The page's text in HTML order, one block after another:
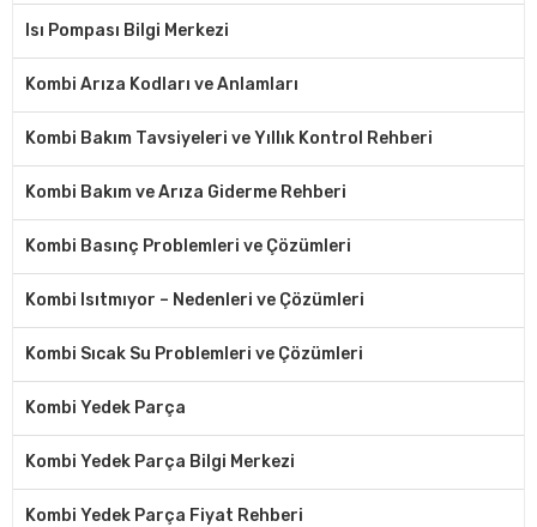
Isı Pompası Bilgi Merkezi
Kombi Arıza Kodları ve Anlamları
Kombi Bakım Tavsiyeleri ve Yıllık Kontrol Rehberi
Kombi Bakım ve Arıza Giderme Rehberi
Kombi Basınç Problemleri ve Çözümleri
Kombi Isıtmıyor – Nedenleri ve Çözümleri
Kombi Sıcak Su Problemleri ve Çözümleri
Kombi Yedek Parça
Kombi Yedek Parça Bilgi Merkezi
Kombi Yedek Parça Fiyat Rehberi